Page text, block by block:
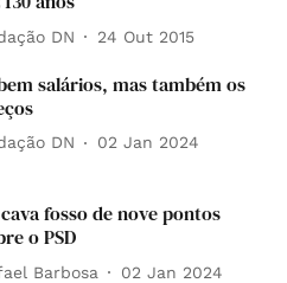
DN 24 Out 2015
salários, mas também os
DN 02 Jan 2024
cava fosso de nove pontos
o PSD
Barbosa 02 Jan 2024